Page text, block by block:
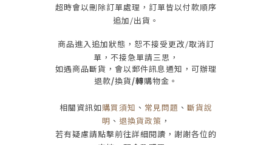
超時會以刪除訂單處理，訂單皆以付款順序
追加/出貨 。
商品進入追加狀態，恕不接受更改/取消訂
單， 不接急單請三思 ，
如遇商品斷貨，會以郵件訊息通知，可辦理
退款/換貨/轉購物金。
相關資訊如購買須知 、 常見問題 、 斷貨說
明 、 退換貨政策 ，
若有疑慮請點擊前往詳細閱讀，謝謝各位的